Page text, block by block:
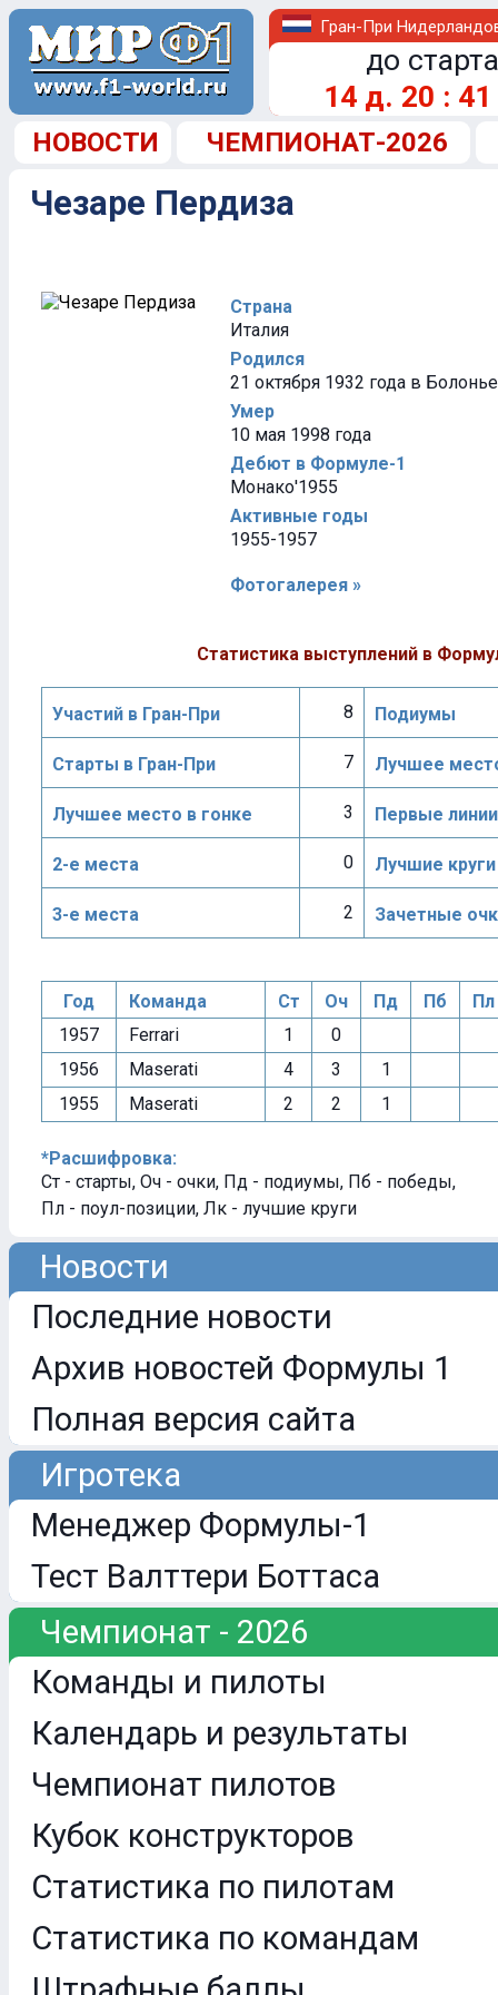
Гран-При
до
14 д. 20 : 41
НОВОСТИ ЧЕМПИОНАТ-2026
Чезаре Пердиза
Страна
Италия
Родился
21 октября 1932 года в
Умер
10 мая 1998 года
Дебют в Формуле-1
Монако'1955
Активные годы
1955-1957
Фотогалерея »
Статистика выступлений в
Участий в Гран-При 8 Подиумы
Старты в Гран-При 7 Лучшее
Лучшее место в гонке 3 Первые линии
2-е места 0 Лучшие круги
3-е места 2 Зачетные
Год Команда Ст Оч Пд Пб
Пл
1957
Ferrari 1
0
1956
Maserati 4 3
1
1955
Maserati 2 2 1
*Расшифровка:
Ст - старты, Оч - очки, Пд - подиумы, Пб - победы,
Пл - поул-позиции, Лк - лучшие круги
Новости
Последние новости
Архив новостей Формулы 1
Полная версия сайта
Игротека
Менеджер Формулы-1
Тест Валттери Боттаса
Чемпионат - 2026
Команды и пилоты
Календарь и результаты
Чемпионат пилотов
Кубок конструкторов
Статистика по пилотам
Статистика по командам